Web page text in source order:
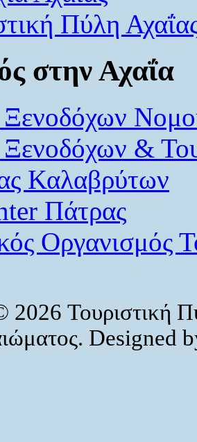
Πύλη
στην Αχαΐα
&
Καλαβρύτων
Πάτρας
Οργανισμός
Τουριστική
Designed